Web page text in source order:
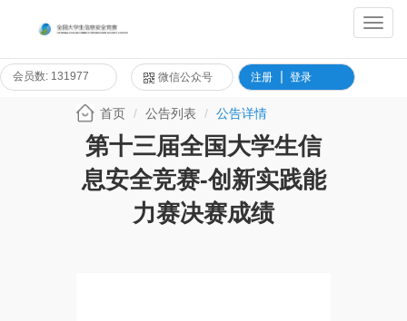
会员数: 131977 微信公众号 注册 登录
首页 公告列表 公告详情
第十三届全国大学生信
息安全竞赛-创新实践能
力赛决赛成绩